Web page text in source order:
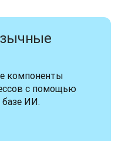
компоненты
с помощью
базе ИИ.